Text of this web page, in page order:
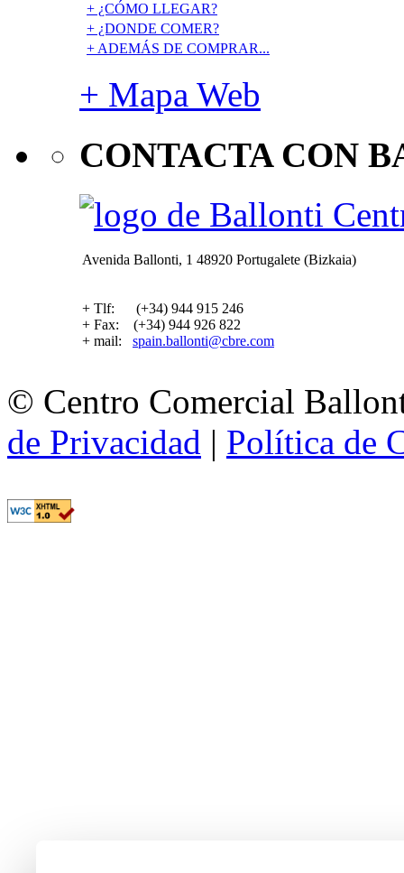
+ ¿CÓMO LLEGAR?
+ ¿DONDE COMER?
+ ADEMÁS DE COMPRAR...
+ Mapa Web
CONTACTA CON
Avenida Ballonti, 1 48920 Portugalete (Bizkaia)
+ Tlf: (+34) 944 915 246
+ Fax: (+34) 944 926 822
+ mail: spain.ballonti@cbre.com
© Centro Comercial
de Privacidad | Política de